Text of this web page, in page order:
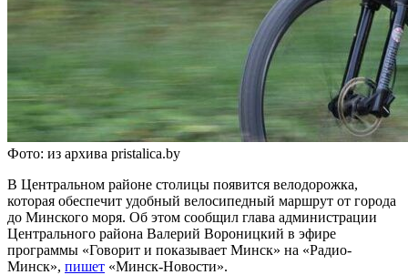
Фото: из архива pristalica.by
В Центральном районе столицы появится велодорожка,
которая обеспечит удобный велосипедный маршрут от города
до Минского моря. Об этом сообщил глава администрации
Центрального района Валерий Вороницкий в эфире
программы «Говорит и показывает Минск» на «Радио-
Минск», пишет «Минск-Новости».